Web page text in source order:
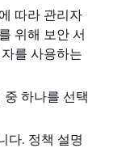
따라 관리자
위해 보안 서
를 사용하는
중 하나를 선택
다. 정책 설명